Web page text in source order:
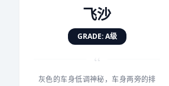
飞沙
GRADE: A级
“
灰色的车身低调神秘，车身两旁的排
★★★★★★
手感